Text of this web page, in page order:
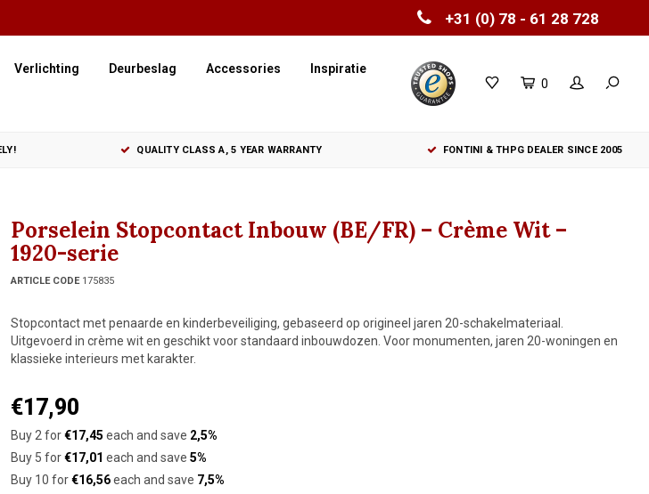
+31 (0) 78 - 61 28 728
Verlichting Deurbeslag Accessories Inspiratie
0
QUALITY CLASS A, 5 YEAR WARRANTY FONTINI & THPG DEALER SINCE 2005
Porselein Stopcontact Inbouw (BE/FR) – Crème Wit –
1920-serie
ARTICLE CODE175835
Stopcontact met penaarde en kinderbeveiliging, gebaseerd op origineel jaren 20-schakelmateriaal.
Uitgevoerd in crème wit en geschikt voor standaard inbouwdozen. Voor monumenten, jaren 20-woningen en
klassieke interieurs met karakter.
€17,90
Buy 2 for€17,45 each and save 2,5%
Buy 5 for€17,01 each and save 5%
Buy 10 for€16,56each and save 7,5%